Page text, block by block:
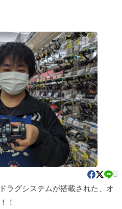

ラグシステムが搭載された、オ
！